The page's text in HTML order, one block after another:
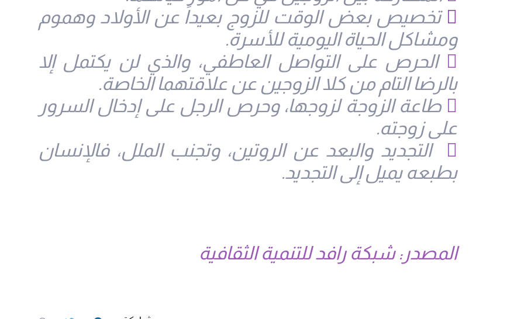
 تخصيص بعض الوقت للزوج بعيداً عن الأولاد وهموم
ومشاكل الحياة اليومية للأسرة.
 الحرص على التواصل العاطفي، والذي لن يكتمل إلا
بالرضا التام من كلا الزوجين عن علاقتهما الخاصة.
 طاعة الزوجة لزوجها، وحرص الرجل على إدخال السرور
على زوجته.
 التجديد والبعد عن الروتين، وتجنب الملل، فالإنسان
بطبعه يميل إلى التجديد.
المصدر: شبکة رافد للتنمية الثقافية